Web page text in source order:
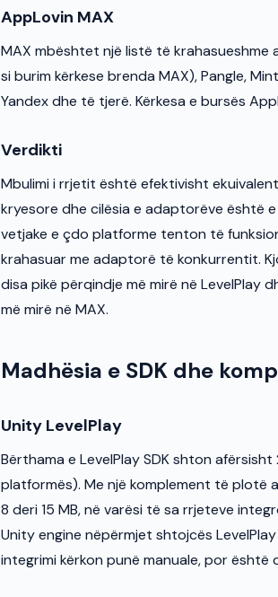
AppLovin MAX
MAX mbështet një listë të
si burim kërkese brenda MAX), Pangle,
Yandex dhe të tjerë. Kërkesa e bursës
Verdikti
Mbulimi i rrjetit është efektivisht
kryesore dhe cilësia e adaptorëve është
vetjake e çdo platforme tenton të
krahasuar me adaptorë të konkurrentit.
disa pikë përqindje më mirë në LevelPlay
më mirë në MAX.
Madhësia e SDK dhe
Unity LevelPlay
Bërthama e LevelPlay SDK shton
platformës). Me një komplement të plotë
8 deri 15 MB, në varësi të sa rrjeteve
Unity engine nëpërmjet shtojcës
integrimi kërkon punë manuale, por është